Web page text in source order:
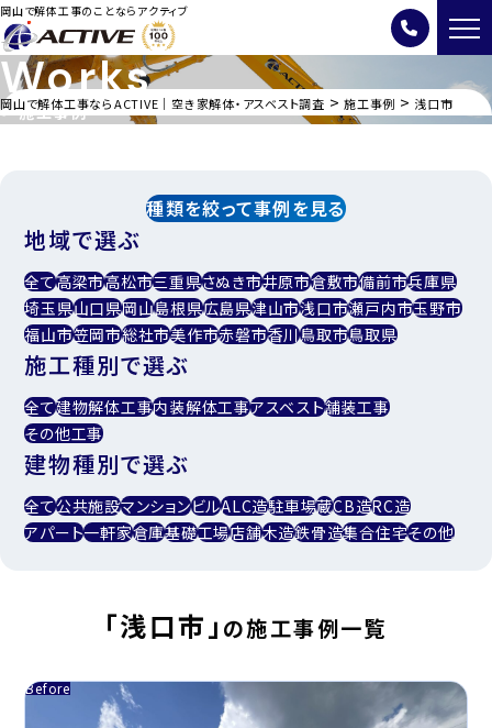
岡山で解体工事のことならアクティブ
Works
施工事例
岡山で解体工事ならACTIVE｜空き家解体・アスベスト調査 > 施工事例 > 浅口市
種類を絞って事例を見る
地域で選ぶ
全て高梁市高松市三重県さぬき市井原市倉敷市備前市兵庫県
埼玉県山口県岡山島根県広島県津山市浅口市瀬戸内市玉野市
福山市笠岡市総社市美作市赤磐市香川鳥取市鳥取県
施工種別で選ぶ
全て建物解体工事内装解体⼯事アスベスト舗装工事
その他工事
建物種別で選ぶ
全て公共施設マンションビルALC造駐車場蔵CB造RC造
アパート一軒家倉庫基礎工場店舗木造鉄骨造集合住宅その他
「浅口市」 の施工事例一覧